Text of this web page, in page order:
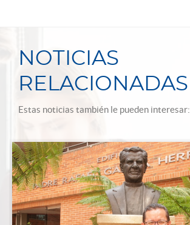
NOTICIAS
RELACIONADAS
Estas noticias también le pueden interesar: